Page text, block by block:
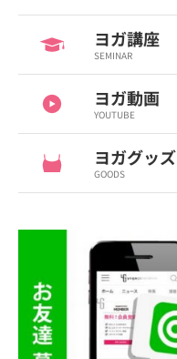
ヨガ講座
SEMINAR
ヨガ動画
YOUTUBE
ヨガグッズ
GOODS